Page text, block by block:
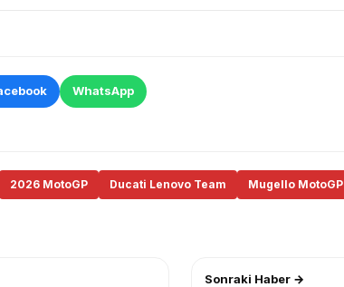
WhatsApp
2026 MotoGP Ducati Lenovo Team Mugello MotoGP
Sonraki Haber →